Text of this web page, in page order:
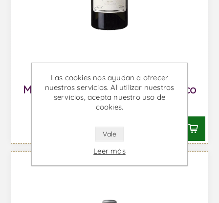
Morgado de Oliveira - Vino Blanco
Desde €140,34 IVA incl.
Las cookies nos ayudan a ofrecer
nuestros servicios. Al utilizar nuestros
servicios, acepta nuestro uso de
cookies.
Vale
Leer más